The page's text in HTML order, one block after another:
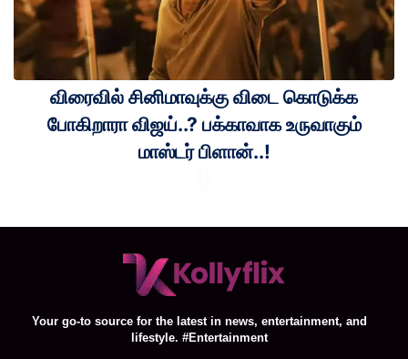
விரைவில் சினிமாவுக்கு விடை கொடுக்க
போகிறாரா விஜய்..? பக்காவாக உருவாகும்
மாஸ்டர் பிளான்..!
Your go-to source for the latest in news, entertainment, and
lifestyle. #Entertainment